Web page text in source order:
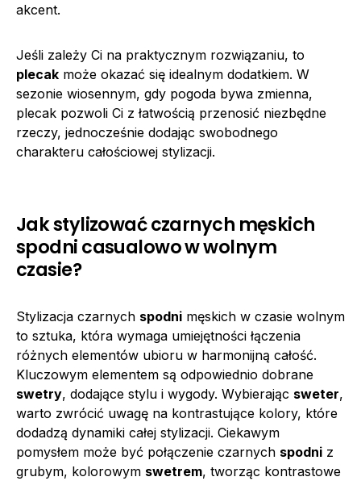
akcent.
Jeśli zależy Ci na praktycznym rozwiązaniu, to
plecak może okazać się idealnym dodatkiem. W
sezonie wiosennym, gdy pogoda bywa zmienna,
plecak pozwoli Ci z łatwością przenosić niezbędne
rzeczy, jednocześnie dodając swobodnego
charakteru całościowej stylizacji.
Jak stylizować czarnych męskich
spodni casualowo w wolnym
czasie?
Stylizacja czarnych spodni męskich w czasie wolnym
to sztuka, która wymaga umiejętności łączenia
różnych elementów ubioru w harmonijną całość.
Kluczowym elementem są odpowiednio dobrane
swetry, dodające stylu i wygody. Wybierając sweter,
warto zwrócić uwagę na kontrastujące kolory, które
dodadzą dynamiki całej stylizacji. Ciekawym
pomysłem może być połączenie czarnych spodni z
grubym, kolorowym swetrem, tworząc kontrastowe